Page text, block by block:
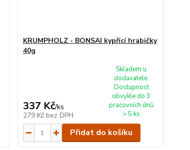
KRUMPHOLZ - BONSAI kypřící hrabičky
40g
337 Kč/ks
279 Kč bez DPH
Skladem u
dodavatele.
Dostupnost
obvykle do 3
pracovních dnů
> 5 ks
Přidat do košíku